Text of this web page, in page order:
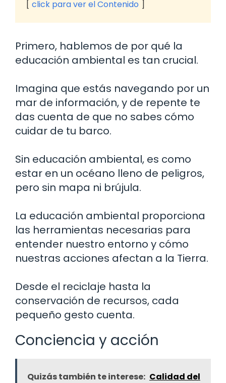
click para ver el Contenido
Primero, hablemos de por qué la
educación ambiental es tan crucial.
Imagina que estás navegando por un
mar de información, y de repente te
das cuenta de que no sabes cómo
cuidar de tu barco.
Sin educación ambiental, es como
estar en un océano lleno de peligros,
pero sin mapa ni brújula.
La educación ambiental proporciona
las herramientas necesarias para
entender nuestro entorno y cómo
nuestras acciones afectan a la Tierra.
Desde el reciclaje hasta la
conservación de recursos, cada
pequeño gesto cuenta.
Conciencia y acción
Quizás también te interese: Calidad del